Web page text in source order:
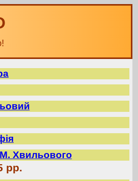
М. Хвильового
рр.